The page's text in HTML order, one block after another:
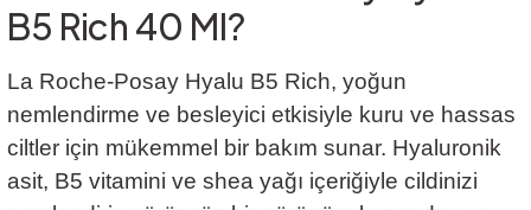
B5 Rich 40 Ml?
La Roche-Posay Hyalu B5 Rich, yoğun
nemlendirme ve besleyici etkisiyle kuru ve hassas
ciltler için mükemmel bir bakım sunar. Hyaluronik
asit, B5 vitamini ve shea yağı içeriğiyle cildinizi